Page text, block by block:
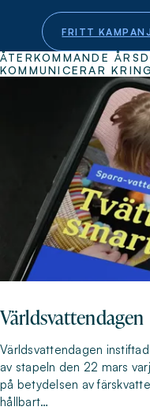
FRITT
ÅTERKOMMANDE
KOMMUNICERAR KRING
Världsvattendagen
Världsvattendagen
av stapeln den 22 mars
på betydelsen av
hållbart…